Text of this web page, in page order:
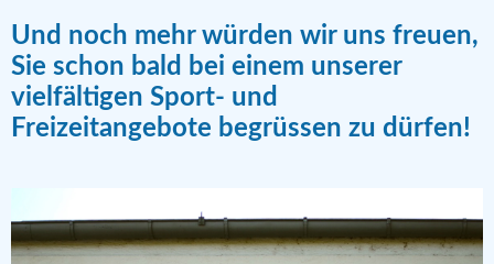
Und noch mehr würden wir uns freuen,
Sie schon bald bei einem unserer
vielfältigen Sport- und
Freizeitangebote begrüssen zu dürfen!